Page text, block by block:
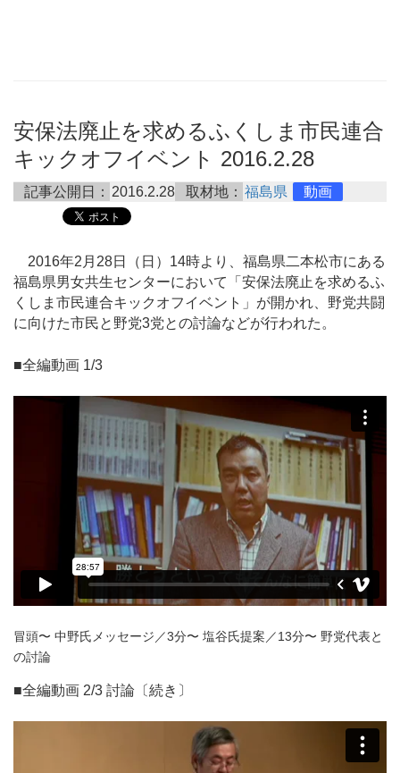
安保法廃止を求めるふくしま市民連合
キックオフイベント 2016.2.28
記事公開日： 2016.2.28 取材地： 福島県 動画
2016年2月28日（日）14時より、福島県二本松市にある
福島県男女共生センターにおいて「安保法廃止を求めるふ
くしま市民連合キックオフイベント」が開かれ、野党共闘
に向けた市民と野党3党との討論などが行われた。
■全編動画 1/3
冒頭〜 中野氏メッセージ／3分〜 塩谷氏提案／13分〜 野党代表と
の討論
■全編動画 2/3 討論〔続き〕